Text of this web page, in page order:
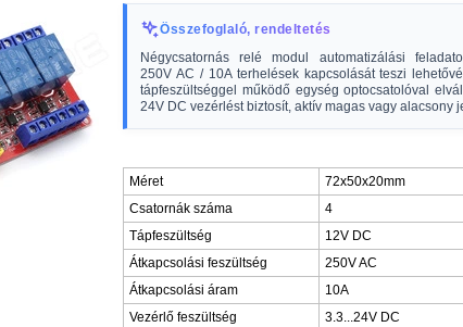
Összefoglaló, rendeltetés
Négycsatornás relé modul automatizálási
250V AC / 10A terhelések kapcsolását teszi
tápfeszültséggel működő egység optocsatolóval
24V DC vezérlést biztosít, aktív magas vagy alacsony
Méret
72x50x20mm
Csatornák száma
4
Tápfeszültség
12V DC
Átkapcsolási feszültség
250V AC
Átkapcsolási áram
10A
Vezérlő feszültség
3.3...24V DC